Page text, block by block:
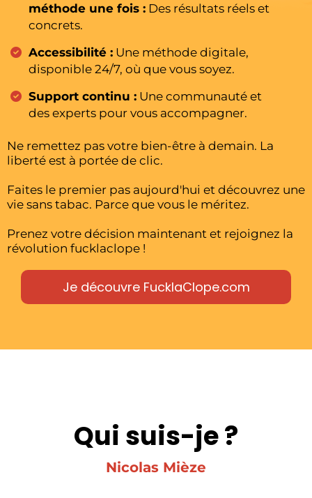
méthode une fois : Des résultats réels et
concrets.
Accessibilité : Une méthode digitale,
disponible 24/7, où que vous soyez.
Support continu : Une communauté et
des experts pour vous accompagner.
Ne remettez pas votre bien-être à demain. La
liberté est à portée de clic.
Faites le premier pas aujourd'hui et découvrez une
vie sans tabac. Parce que vous le méritez.
Prenez votre décision maintenant et rejoignez la
révolution fucklaclope !
Je découvre FucklaClope.com
Qui suis-je ?
Nicolas Mièze